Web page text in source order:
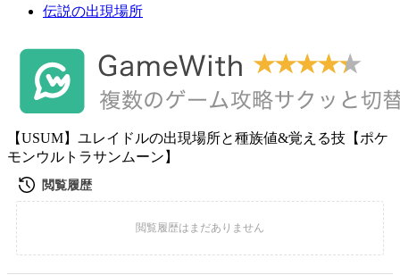
伝説の出現場所
【USUM】ユレイドルの出現場所と種族値&覚える技【ポケ
モンウルトラサンムーン】